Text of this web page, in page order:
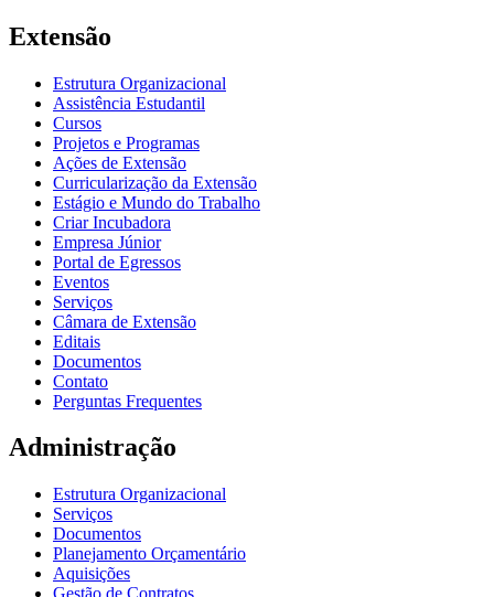
Extensão
Estrutura Organizacional
Assistência Estudantil
Cursos
Projetos e Programas
Ações de Extensão
Curricularização da Extensão
Estágio e Mundo do Trabalho
Criar Incubadora
Empresa Júnior
Portal de Egressos
Eventos
Serviços
Câmara de Extensão
Editais
Documentos
Contato
Perguntas Frequentes
Administração
Estrutura Organizacional
Serviços
Documentos
Planejamento Orçamentário
Aquisições